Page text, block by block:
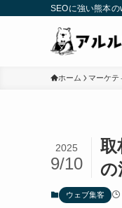
SEOに強い熊本
ホーム マーケテ
取
の
2025
9/10
ウェブ集客